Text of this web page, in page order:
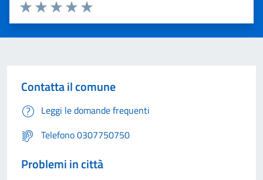
Valuta 5 stelle su 5
Valuta 4 stelle su 5
Valuta 3 stelle su 5
Valuta 2 stelle su 5
Valuta 1 stelle su 5
Contatta il comune
Leggi le domande frequenti
Telefono 0307750750
Problemi in città